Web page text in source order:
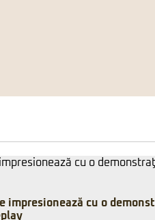
impresionează cu o